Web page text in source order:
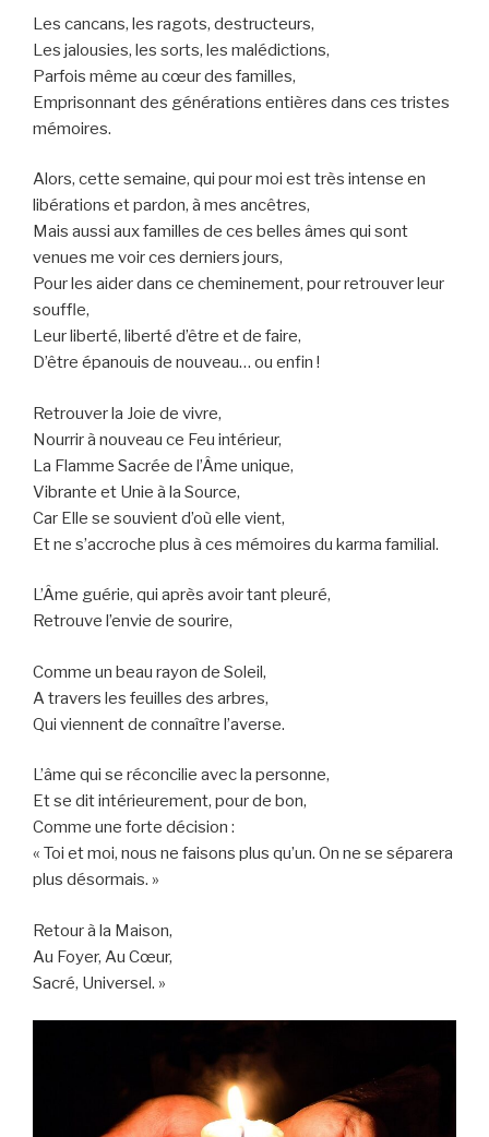
Les cancans, les ragots, destructeurs,
Les jalousies, les sorts, les malédictions,
Parfois même au cœur des familles,
Emprisonnant des générations entières dans ces tristes
mémoires.
Alors, cette semaine, qui pour moi est très intense en
libérations et pardon, à mes ancêtres,
Mais aussi aux familles de ces belles âmes qui sont
venues me voir ces derniers jours,
Pour les aider dans ce cheminement, pour retrouver leur
souffle,
Leur liberté, liberté d’être et de faire,
D’être épanouis de nouveau… ou enfin !
Retrouver la Joie de vivre,
Nourrir à nouveau ce Feu intérieur,
La Flamme Sacrée de l’Âme unique,
Vibrante et Unie à la Source,
Car Elle se souvient d’où elle vient,
Et ne s’accroche plus à ces mémoires du karma familial.
L’Âme guérie, qui après avoir tant pleuré,
Retrouve l’envie de sourire,
Comme un beau rayon de Soleil,
A travers les feuilles des arbres,
Qui viennent de connaître l’averse.
L’âme qui se réconcilie avec la personne,
Et se dit intérieurement, pour de bon,
Comme une forte décision :
« Toi et moi, nous ne faisons plus qu’un. On ne se séparera
plus désormais. »
Retour à la Maison,
Au Foyer, Au Cœur,
Sacré, Universel. »